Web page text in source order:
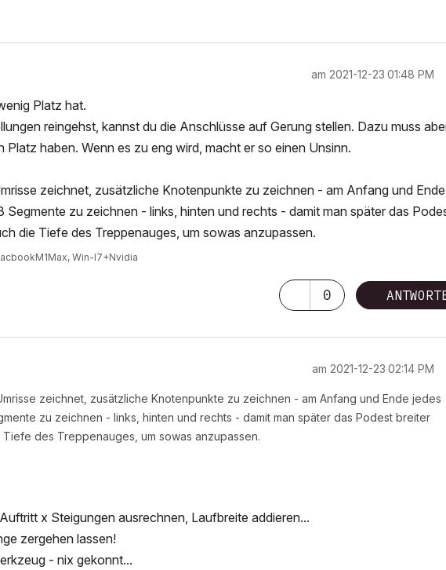
am ‎2021-12-23 01:48 PM
Platz hat.
reingehst, kannst du die Anschlüsse auf Gerung stellen. Dazu muss
haben. Wenn es zu eng wird, macht er so einen Unsinn.
zeichnet, zusätzliche Knotenpunkte zu zeichnen - am Anfang und Ende
zu zeichnen - links, hinten und rechts - damit man später das
die Tiefe des Treppenauges, um sowas anzupassen.
Win-I7+Nvidia
0
am ‎2021-12-23 02:14 PM
zeichnet, zusätzliche Knotenpunkte zu zeichnen - am Anfang und Ende jedes
zu zeichnen - links, hinten und rechts - damit man später das Podest breiter
des Treppenauges, um sowas anzupassen.
x Steigungen ausrechnen, Laufbreite addieren...
zergehen lassen!
- nix gekonnt...